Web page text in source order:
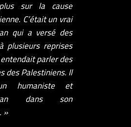
sur la cause
C’était un vrai
qui a versé des
plusieurs reprises
parler des
des Palestiniens. Il
humaniste et
dans son
»